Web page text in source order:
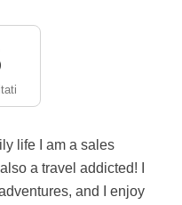
life I am a sales
a travel addicted! I
and I enjoy